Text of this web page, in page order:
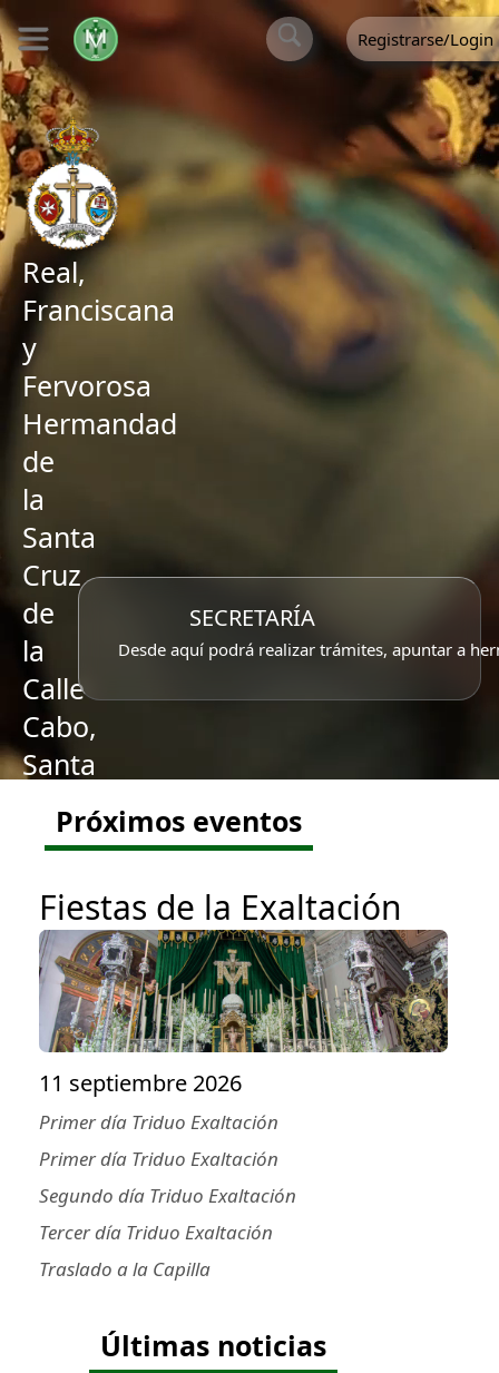
Registrarse/Login
Real,
Franciscana
y
Fervorosa
Hermandad
de
la
Santa
Cruz
de
la
Calle
Cabo,
Santa
Caridad
Sra.
del
Rosario
SECRETARÍA
Desde aquí podrá realizar trámites, apuntar a
Próximos eventos
Fiestas de la Exaltación
11 septiembre 2026
Primer día Triduo Exaltación
Primer día Triduo Exaltación
Segundo día Triduo Exaltación
Tercer día Triduo Exaltación
Traslado a la Capilla
Últimas noticias